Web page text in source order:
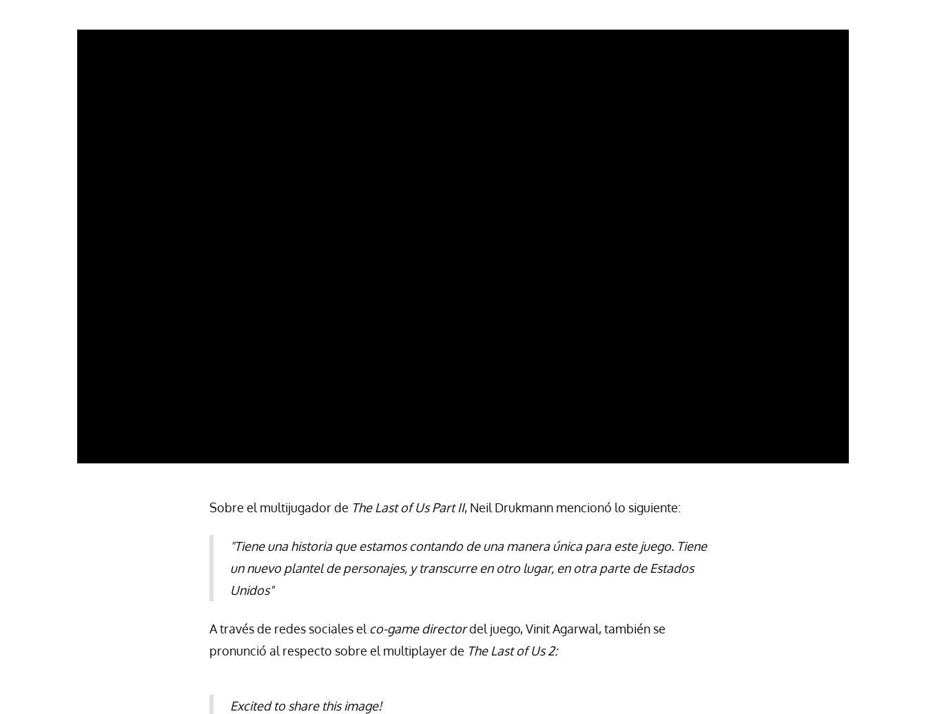
Sobre el multijugador de The Last of Us Part II, Neil Drukmann mencionó lo siguiente:
"Tiene una historia que estamos contando de una manera única para este juego. Tiene
un nuevo plantel de personajes, y transcurre en otro lugar, en otra parte de Estados
Unidos"
A través de redes sociales el co-game directordel juego, Vinit Agarwal, también se
pronunció al respecto sobre el multiplayer de The Last of Us 2:
Excited to share this image!